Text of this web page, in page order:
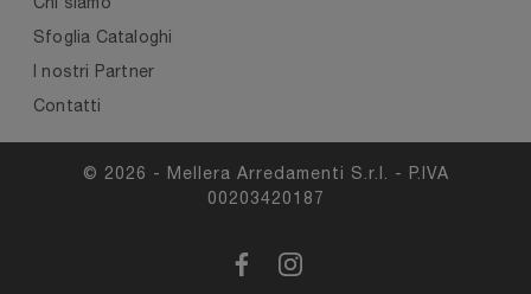
Sfoglia Cataloghi
I nostri Partner
Contatti
© 2026 - Mellera Arredamenti S.r.l. - P.IVA
00203420187